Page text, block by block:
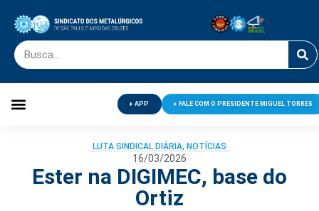
APP FALE COM O PRESIDENTE MIGUEL TORRES
LUTA SINDICAL DIÁRIA, NOTÍCIAS
16/03/2026
Ester na DIGIMEC, base do
Ortiz